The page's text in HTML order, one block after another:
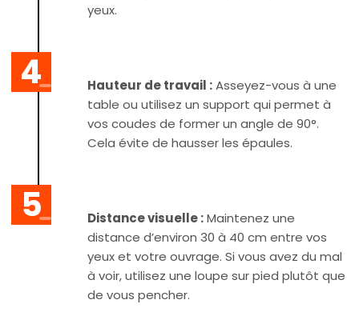
yeux.
Hauteur de travail :Asseyez-vous à une
table ou utilisez un support qui permet à
vos coudes de former un angle de 90°.
Cela évite de hausser les épaules.
Distance visuelle :Maintenez une
distance d’environ 30 à 40 cm entre vos
yeux et votre ouvrage. Si vous avez du mal
à voir, utilisez une loupe sur pied plutôt que
de vous pencher.